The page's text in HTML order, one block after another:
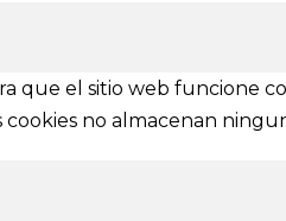
que el sitio web
cookies no almacenan